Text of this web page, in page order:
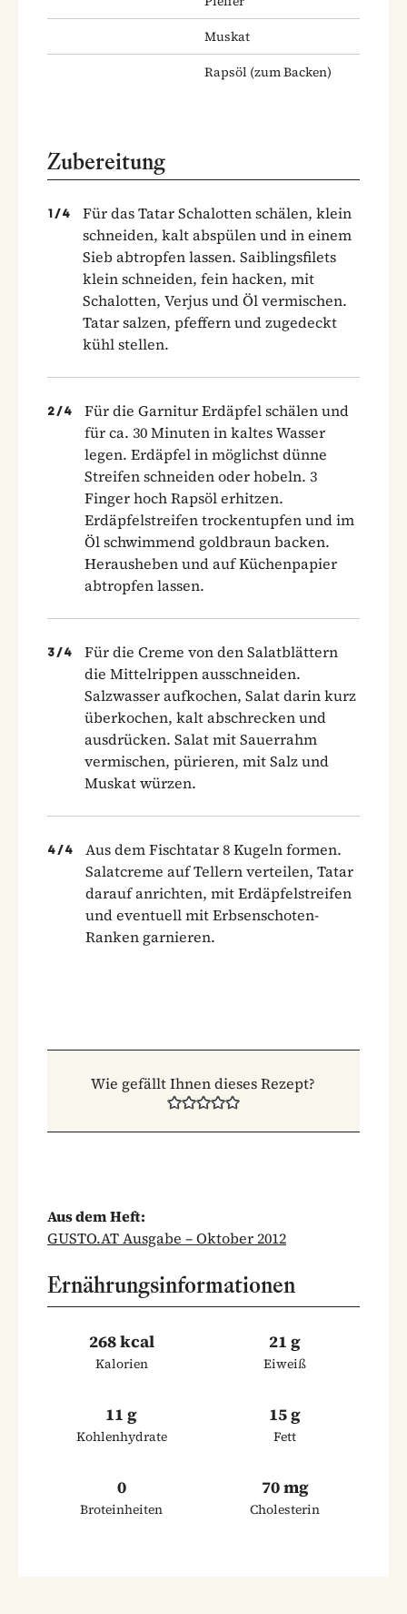
Muskat
Rapsöl (zum Backen)
Zubereitung
1 /4
Für das Tatar Schalotten schälen, klein
schneiden, kalt abspülen und in einem
Sieb abtropfen lassen. Saiblingsfilets
klein schneiden, fein hacken, mit
Schalotten, Verjus und Öl vermischen.
Tatar salzen, pfeffern und zugedeckt
kühl stellen.
2 /4
Für die Garnitur Erdäpfel schälen und
für ca. 30 Minuten in kaltes Wasser
legen. Erdäpfel in möglichst dünne
Streifen schneiden oder hobeln. 3
Finger hoch Rapsöl erhitzen.
Erdäpfelstreifen trockentupfen und im
Öl schwimmend goldbraun backen.
Herausheben und auf Küchenpapier
abtropfen lassen.
3 /4
Für die Creme von den Salatblättern
die Mittelrippen ausschneiden.
Salzwasser aufkochen, Salat darin kurz
überkochen, kalt abschrecken und
ausdrücken. Salat mit Sauerrahm
vermischen, pürieren, mit Salz und
Muskat würzen.
4 /4
Aus dem Fischtatar 8 Kugeln formen.
Salatcreme auf Tellern ver­teilen, Tatar
darauf anrichten, mit Erdäpfelstreifen
und eventuell mit Erbsenschoten-
Ranken garnieren.
Wie gefällt Ihnen dieses Rezept?
Aus dem Heft:
GUSTO.AT Ausgabe – Oktober 2012
Ernährungsinformationen
268 kcal
Kalorien
21 g
Eiweiß
11 g
Kohlenhydrate
15 g
Fett
0
Broteinheiten
70 mg
Cholesterin